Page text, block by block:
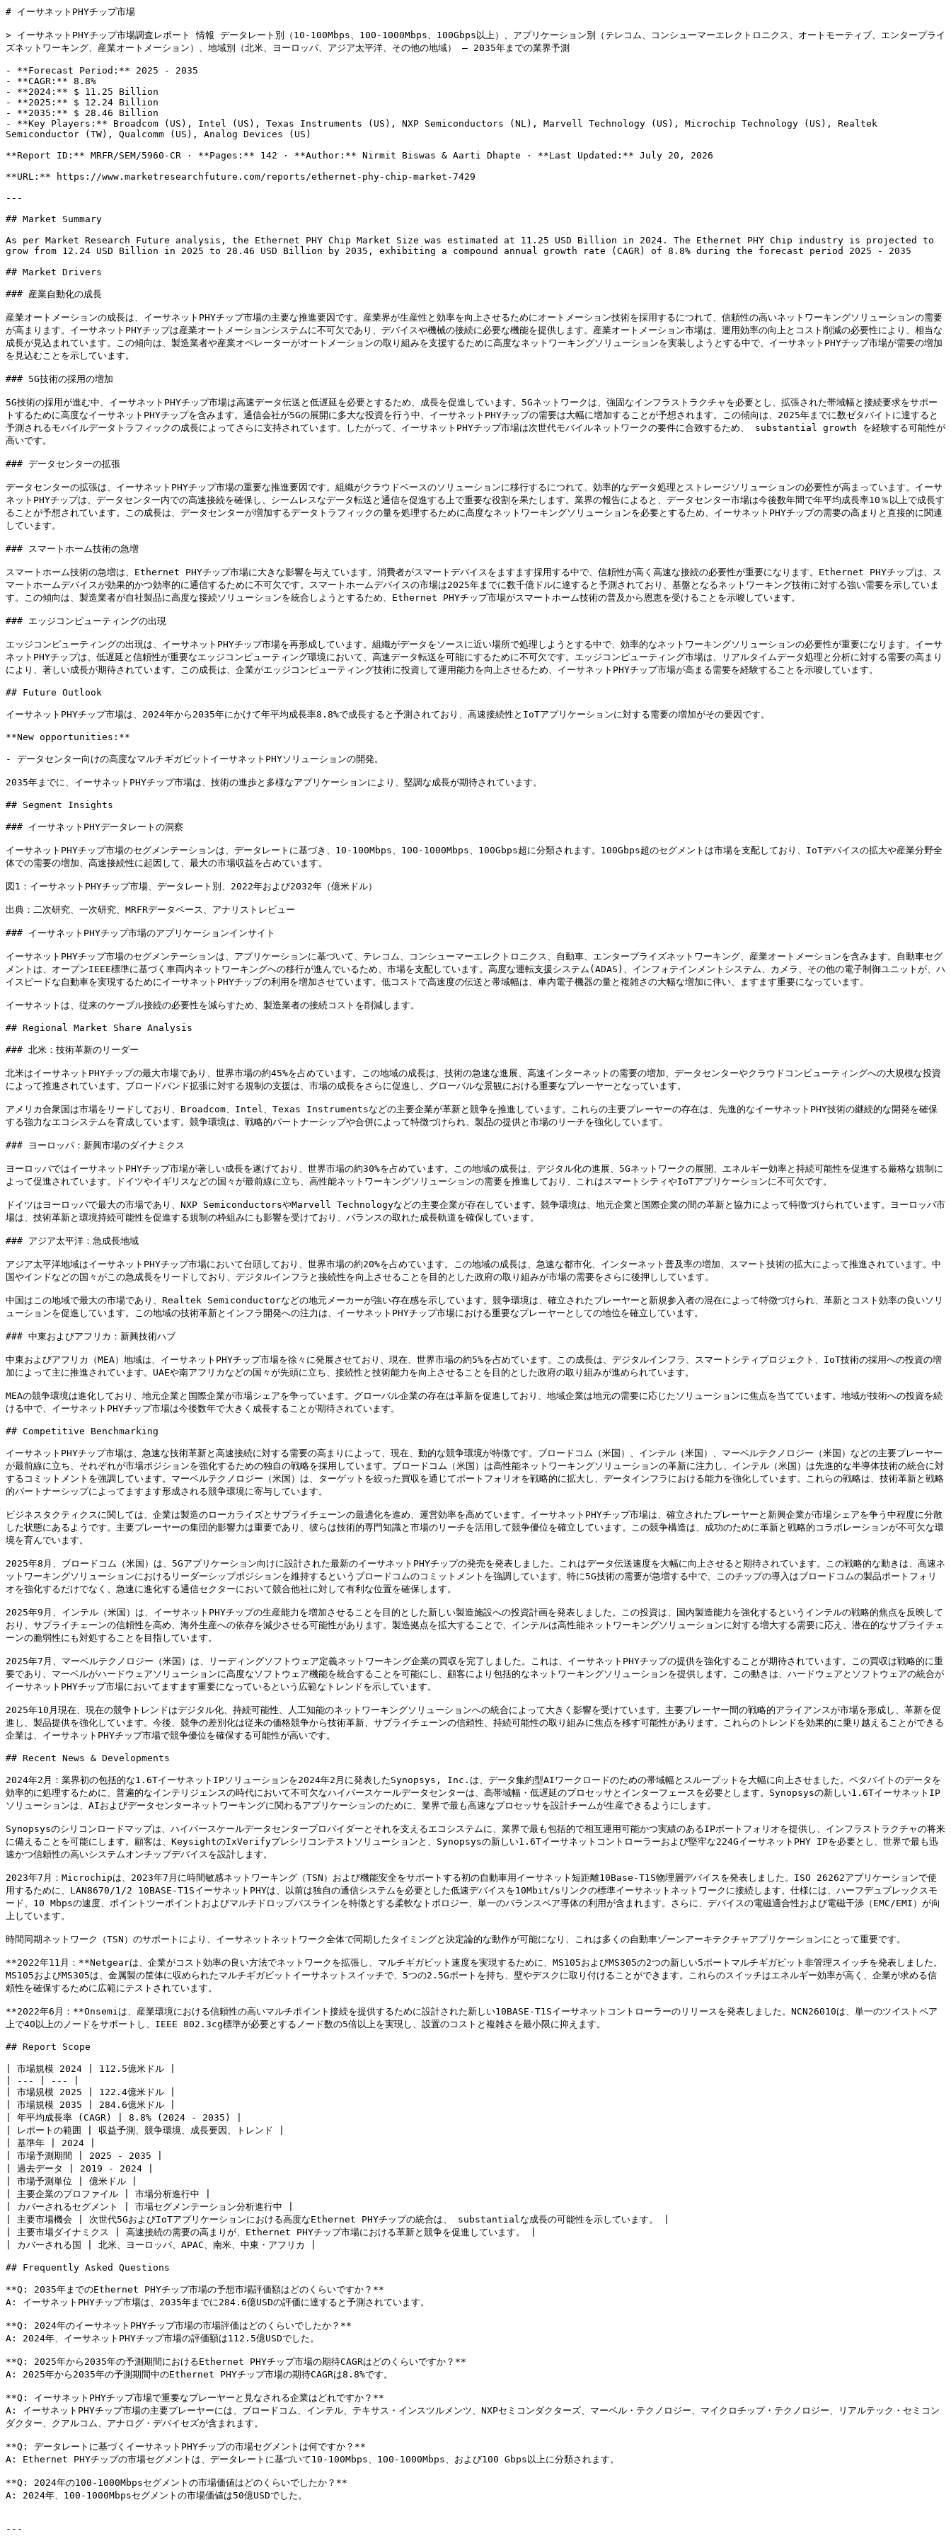
# イーサネットPHYチップ市場
> イーサネットPHYチップ市場調査レポート 情報 データレート別（10-100Mbps、100-1000Mbps、100Gbps以上）、アプリケーション別（テレコム、コンシューマーエレクトロニクス、オートモーティブ、エンタープライ
ズネットワーキング、産業オートメーション）、地域別（北米、ヨーロッパ、アジア太平洋、その他の地域） – 2035年までの業界予測
- **Forecast Period:** 2025 - 2035
- **CAGR:** 8.8%
- **2024:** $ 11.25 Billion
- **2025:** $ 12.24 Billion
- **2035:** $ 28.46 Billion
- **Key Players:** Broadcom (US), Intel (US), Texas Instruments (US), NXP Semiconductors (NL), Marvell Technology (US), Microchip Technology (US), Realtek
Semiconductor (TW), Qualcomm (US), Analog Devices (US)
**Report ID:** MRFR/SEM/5960-CR · **Pages:** 142 · **Author:** Nirmit Biswas & Aarti Dhapte · **Last Updated:** July 20, 2026
**URL:** https://www.marketresearchfuture.com/reports/ethernet-phy-chip-market-7429
---
## Market Summary
As per Market Research Future analysis, the Ethernet PHY Chip Market Size was estimated at 11.25 USD Billion in 2024. The Ethernet PHY Chip industry is projected to
grow from 12.24 USD Billion in 2025 to 28.46 USD Billion by 2035, exhibiting a compound annual growth rate (CAGR) of 8.8% during the forecast period 2025 - 2035
## Market Drivers
### 産業自動化の成長
産業オートメーションの成長は、イーサネットPHYチップ市場の主要な推進要因です。産業界が生産性と効率を向上させるためにオートメーション技術を採用するにつれて、信頼性の高いネットワーキングソリューションの需要
が高まります。イーサネットPHYチップは産業オートメーションシステムに不可欠であり、デバイスや機械の接続に必要な機能を提供します。産業オートメーション市場は、運用効率の向上とコスト削減の必要性により、相当な
成長が見込まれています。この傾向は、製造業者や産業オペレーターがオートメーションの取り組みを支援するために高度なネットワーキングソリューションを実装しようとする中で、イーサネットPHYチップ市場が需要の増加
を見込むことを示しています。
### 5G技術の採用の増加
5G技術の採用が進む中、イーサネットPHYチップ市場は高速データ伝送と低遅延を必要とするため、成長を促進しています。5Gネットワークは、強固なインフラストラクチャを必要とし、拡張された帯域幅と接続要求をサポー
トするために高度なイーサネットPHYチップを含みます。通信会社が5Gの展開に多大な投資を行う中、イーサネットPHYチップの需要は大幅に増加することが予想されます。この傾向は、2025年までに数ゼタバイトに達すると
予測されるモバイルデータトラフィックの成長によってさらに支持されています。したがって、イーサネットPHYチップ市場は次世代モバイルネットワークの要件に合致するため、 substantial growth を経験する可能性が
高いです。
### データセンターの拡張
データセンターの拡張は、イーサネットPHYチップ市場の重要な推進要因です。組織がクラウドベースのソリューションに移行するにつれて、効率的なデータ処理とストレージソリューションの必要性が高まっています。イーサ
ネットPHYチップは、データセンター内での高速接続を確保し、シームレスなデータ転送と通信を促進する上で重要な役割を果たします。業界の報告によると、データセンター市場は今後数年間で年平均成長率10％以上で成長す
ることが予想されています。この成長は、データセンターが増加するデータトラフィックの量を処理するために高度なネットワーキングソリューションを必要とするため、イーサネットPHYチップの需要の高まりと直接的に関連
しています。
### スマートホーム技術の急増
スマートホーム技術の急増は、Ethernet PHYチップ市場に大きな影響を与えています。消費者がスマートデバイスをますます採用する中で、信頼性が高く高速な接続の必要性が重要になります。Ethernet PHYチップは、ス
マートホームデバイスが効果的かつ効率的に通信するために不可欠です。スマートホームデバイスの市場は2025年までに数千億ドルに達すると予測されており、基盤となるネットワーキング技術に対する強い需要を示していま
す。この傾向は、製造業者が自社製品に高度な接続ソリューションを統合しようとするため、Ethernet PHYチップ市場がスマートホーム技術の普及から恩恵を受けることを示唆しています。
### エッジコンピューティングの出現
エッジコンピューティングの出現は、イーサネットPHYチップ市場を再形成しています。組織がデータをソースに近い場所で処理しようとする中で、効率的なネットワーキングソリューションの必要性が重要になります。イーサ
ネットPHYチップは、低遅延と信頼性が重要なエッジコンピューティング環境において、高速データ転送を可能にするために不可欠です。エッジコンピューティング市場は、リアルタイムデータ処理と分析に対する需要の高まり
により、著しい成長が期待されています。この成長は、企業がエッジコンピューティング技術に投資して運用能力を向上させるため、イーサネットPHYチップ市場が高まる需要を経験することを示唆しています。
## Future Outlook
イーサネットPHYチップ市場は、2024年から2035年にかけて年平均成長率8.8%で成長すると予測されており、高速接続性とIoTアプリケーションに対する需要の増加がその要因です。
**New opportunities:**
- データセンター向けの高度なマルチギガビットイーサネットPHYソリューションの開発。
2035年までに、イーサネットPHYチップ市場は、技術の進歩と多様なアプリケーションにより、堅調な成長が期待されています。
## Segment Insights
### イーサネットPHYデータレートの洞察
イーサネットPHYチップ市場のセグメンテーションは、データレートに基づき、10-100Mbps、100-1000Mbps、100Gbps超に分類されます。100Gbps超のセグメントは市場を支配しており、IoTデバイスの拡大や産業分野全
体での需要の増加、高速接続性に起因して、最大の市場収益を占めています。
図1：イーサネットPHYチップ市場、データレート別、2022年および2032年（億米ドル）
出典：二次研究、一次研究、MRFRデータベース、アナリストレビュー
### イーサネットPHYチップ市場のアプリケーションインサイト
イーサネットPHYチップ市場のセグメンテーションは、アプリケーションに基づいて、テレコム、コンシューマーエレクトロニクス、自動車、エンタープライズネットワーキング、産業オートメーションを含みます。自動車セグ
メントは、オープンIEEE標準に基づく車両内ネットワーキングへの移行が進んでいるため、市場を支配しています。高度な運転支援システム(ADAS)、インフォテインメントシステム、カメラ、その他の電子制御ユニットが、ハ
イスピードな自動車を実現するためにイーサネットPHYチップの利用を増加させています。低コストで高速度の伝送と帯域幅は、車内電子機器の量と複雑さの大幅な増加に伴い、ますます重要になっています。
イーサネットは、従来のケーブル接続の必要性を減らすため、製造業者の接続コストを削減します。
## Regional Market Share Analysis
### 北米：技術革新のリーダー
北米はイーサネットPHYチップの最大市場であり、世界市場の約45%を占めています。この地域の成長は、技術の急速な進展、高速インターネットの需要の増加、データセンターやクラウドコンピューティングへの大規模な投資
によって推進されています。ブロードバンド拡張に対する規制の支援は、市場の成長をさらに促進し、グローバルな景観における重要なプレーヤーとなっています。
アメリカ合衆国は市場をリードしており、Broadcom、Intel、Texas Instrumentsなどの主要企業が革新と競争を推進しています。これらの主要プレーヤーの存在は、先進的なイーサネットPHY技術の継続的な開発を確保
する強力なエコシステムを育成しています。競争環境は、戦略的パートナーシップや合併によって特徴づけられ、製品の提供と市場のリーチを強化しています。
### ヨーロッパ：新興市場のダイナミクス
ヨーロッパではイーサネットPHYチップ市場が著しい成長を遂げており、世界市場の約30%を占めています。この地域の成長は、デジタル化の進展、5Gネットワークの展開、エネルギー効率と持続可能性を促進する厳格な規制に
よって促進されています。ドイツやイギリスなどの国々が最前線に立ち、高性能ネットワーキングソリューションの需要を推進しており、これはスマートシティやIoTアプリケーションに不可欠です。
ドイツはヨーロッパで最大の市場であり、NXP SemiconductorsやMarvell Technologyなどの主要企業が存在しています。競争環境は、地元企業と国際企業の間の革新と協力によって特徴づけられています。ヨーロッパ市
場は、技術革新と環境持続可能性を促進する規制の枠組みにも影響を受けており、バランスの取れた成長軌道を確保しています。
### アジア太平洋：急成長地域
アジア太平洋地域はイーサネットPHYチップ市場において台頭しており、世界市場の約20%を占めています。この地域の成長は、急速な都市化、インターネット普及率の増加、スマート技術の拡大によって推進されています。中
国やインドなどの国々がこの急成長をリードしており、デジタルインフラと接続性を向上させることを目的とした政府の取り組みが市場の需要をさらに後押ししています。
中国はこの地域で最大の市場であり、Realtek Semiconductorなどの地元メーカーが強い存在感を示しています。競争環境は、確立されたプレーヤーと新規参入者の混在によって特徴づけられ、革新とコスト効率の良いソリ
ューションを促進しています。この地域の技術革新とインフラ開発への注力は、イーサネットPHYチップ市場における重要なプレーヤーとしての地位を確立しています。
### 中東およびアフリカ：新興技術ハブ
中東およびアフリカ（MEA）地域は、イーサネットPHYチップ市場を徐々に発展させており、現在、世界市場の約5%を占めています。この成長は、デジタルインフラ、スマートシティプロジェクト、IoT技術の採用への投資の増
加によって主に推進されています。UAEや南アフリカなどの国々が先頭に立ち、接続性と技術能力を向上させることを目的とした政府の取り組みが進められています。
MEAの競争環境は進化しており、地元企業と国際企業が市場シェアを争っています。グローバル企業の存在は革新を促進しており、地域企業は地元の需要に応じたソリューションに焦点を当てています。地域が技術への投資を続
ける中で、イーサネットPHYチップ市場は今後数年で大きく成長することが期待されています。
## Competitive Benchmarking
イーサネットPHYチップ市場は、急速な技術革新と高速接続に対する需要の高まりによって、現在、動的な競争環境が特徴です。ブロードコム（米国）、インテル（米国）、マーベルテクノロジー（米国）などの主要プレーヤー
が最前線に立ち、それぞれが市場ポジションを強化するための独自の戦略を採用しています。ブロードコム（米国）は高性能ネットワーキングソリューションの革新に注力し、インテル（米国）は先進的な半導体技術の統合に対
するコミットメントを強調しています。マーベルテクノロジー（米国）は、ターゲットを絞った買収を通じてポートフォリオを戦略的に拡大し、データインフラにおける能力を強化しています。これらの戦略は、技術革新と戦略
的パートナーシップによってますます形成される競争環境に寄与しています。
ビジネスタクティクスに関しては、企業は製造のローカライズとサプライチェーンの最適化を進め、運営効率を高めています。イーサネットPHYチップ市場は、確立されたプレーヤーと新興企業が市場シェアを争う中程度に分散
した状態にあるようです。主要プレーヤーの集団的影響力は重要であり、彼らは技術的専門知識と市場のリーチを活用して競争優位を確立しています。この競争構造は、成功のために革新と戦略的コラボレーションが不可欠な環
境を育んでいます。
2025年8月、ブロードコム（米国）は、5Gアプリケーション向けに設計された最新のイーサネットPHYチップの発売を発表しました。これはデータ伝送速度を大幅に向上させると期待されています。この戦略的な動きは、高速ネ
ットワーキングソリューションにおけるリーダーシップポジションを維持するというブロードコムのコミットメントを強調しています。特に5G技術の需要が急増する中で、このチップの導入はブロードコムの製品ポートフォリ
オを強化するだけでなく、急速に進化する通信セクターにおいて競合他社に対して有利な位置を確保します。
2025年9月、インテル（米国）は、イーサネットPHYチップの生産能力を増加させることを目的とした新しい製造施設への投資計画を発表しました。この投資は、国内製造能力を強化するというインテルの戦略的焦点を反映して
おり、サプライチェーンの信頼性を高め、海外生産への依存を減少させる可能性があります。製造拠点を拡大することで、インテルは高性能ネットワーキングソリューションに対する増大する需要に応え、潜在的なサプライチェ
ーンの脆弱性にも対処することを目指しています。
2025年7月、マーベルテクノロジー（米国）は、リーディングソフトウェア定義ネットワーキング企業の買収を完了しました。これは、イーサネットPHYチップの提供を強化することが期待されています。この買収は戦略的に重
要であり、マーベルがハードウェアソリューションに高度なソフトウェア機能を統合することを可能にし、顧客により包括的なネットワーキングソリューションを提供します。この動きは、ハードウェアとソフトウェアの統合が
イーサネットPHYチップ市場においてますます重要になっているという広範なトレンドを示しています。
2025年10月現在、現在の競争トレンドはデジタル化、持続可能性、人工知能のネットワーキングソリューションへの統合によって大きく影響を受けています。主要プレーヤー間の戦略的アライアンスが市場を形成し、革新を促
進し、製品提供を強化しています。今後、競争の差別化は従来の価格競争から技術革新、サプライチェーンの信頼性、持続可能性の取り組みに焦点を移す可能性があります。これらのトレンドを効果的に乗り越えることができる
企業は、イーサネットPHYチップ市場で競争優位を確保する可能性が高いです。
## Recent News & Developments
2024年2月：業界初の包括的な1.6TイーサネットIPソリューションを2024年2月に発表したSynopsys, Inc.は、データ集約型AIワークロードのための帯域幅とスループットを大幅に向上させました。ペタバイトのデータを
効率的に処理するために、普遍的なインテリジェンスの時代において不可欠なハイパースケールデータセンターは、高帯域幅・低遅延のプロセッサとインターフェースを必要とします。Synopsysの新しい1.6TイーサネットIP
ソリューションは、AIおよびデータセンターネットワーキングに関わるアプリケーションのために、業界で最も高速なプロセッサを設計チームが生産できるようにします。
Synopsysのシリコンロードマップは、ハイパースケールデータセンタープロバイダーとそれを支えるエコシステムに、業界で最も包括的で相互運用可能かつ実績のあるIPポートフォリオを提供し、インフラストラクチャの将来
に備えることを可能にします。顧客は、KeysightのIxVerifyプレシリコンテストソリューションと、Synopsysの新しい1.6Tイーサネットコントローラーおよび堅牢な224GイーサネットPHY IPを必要とし、世界で最も迅
速かつ信頼性の高いシステムオンチップデバイスを設計します。
2023年7月：Microchipは、2023年7月に時間敏感ネットワーキング（TSN）および機能安全をサポートする初の自動車用イーサネット短距離10Base-T1S物理層デバイスを発表しました。ISO 26262アプリケーションで使
用するために、LAN8670/1/2 10BASE-T1SイーサネットPHYは、以前は独自の通信システムを必要とした低速デバイスを10Mbit/sリンクの標準イーサネットネットワークに接続します。仕様には、ハーフデュプレックスモ
ード、10 Mbpsの速度、ポイントツーポイントおよびマルチドロップバスラインを特徴とする柔軟なトポロジー、単一のバランスペア導体の利用が含まれます。さらに、デバイスの電磁適合性および電磁干渉（EMC/EMI）が向
上しています。
時間同期ネットワーク（TSN）のサポートにより、イーサネットネットワーク全体で同期したタイミングと決定論的な動作が可能になり、これは多くの自動車ゾーンアーキテクチャアプリケーションにとって重要です。
**2022年11月：**Netgearは、企業がコスト効率の良い方法でネットワークを拡張し、マルチギガビット速度を実現するために、MS105およびMS305の2つの新しい5ポートマルチギガビット非管理スイッチを発表しました。
MS105およびMS305は、金属製の筐体に収められたマルチギガビットイーサネットスイッチで、5つの2.5Gポートを持ち、壁やデスクに取り付けることができます。これらのスイッチはエネルギー効率が高く、企業が求める信
頼性を確保するために広範にテストされています。
**2022年6月：**Onsemiは、産業環境における信頼性の高いマルチポイント接続を提供するために設計された新しい10BASE-T1Sイーサネットコントローラーのリリースを発表しました。NCN26010は、単一のツイストペア
上で40以上のノードをサポートし、IEEE 802.3cg標準が必要とするノード数の5倍以上を実現し、設置のコストと複雑さを最小限に抑えます。
## Report Scope
| 市場規模 2024 | 112.5億米ドル |
| --- | --- |
| 市場規模 2025 | 122.4億米ドル |
| 市場規模 2035 | 284.6億米ドル |
| 年平均成長率 (CAGR) | 8.8% (2024 - 2035) |
| レポートの範囲 | 収益予測、競争環境、成長要因、トレンド |
| 基準年 | 2024 |
| 市場予測期間 | 2025 - 2035 |
| 過去データ | 2019 - 2024 |
| 市場予測単位 | 億米ドル |
| 主要企業のプロファイル | 市場分析進行中 |
| カバーされるセグメント | 市場セグメンテーション分析進行中 |
| 主要市場機会 | 次世代5GおよびIoTアプリケーションにおける高度なEthernet PHYチップの統合は、 substantialな成長の可能性を示しています。 |
| 主要市場ダイナミクス | 高速接続の需要の高まりが、Ethernet PHYチップ市場における革新と競争を促進しています。 |
| カバーされる国 | 北米、ヨーロッパ、APAC、南米、中東・アフリカ |
## Frequently Asked Questions
**Q: 2035年までのEthernet PHYチップ市場の予想市場評価額はどのくらいですか？**
A: イーサネットPHYチップ市場は、2035年までに284.6億USDの評価に達すると予測されています。
**Q: 2024年のイーサネットPHYチップ市場の市場評価はどのくらいでしたか？**
A: 2024年、イーサネットPHYチップ市場の評価額は112.5億USDでした。
**Q: 2025年から2035年の予測期間におけるEthernet PHYチップ市場の期待CAGRはどのくらいですか？**
A: 2025年から2035年の予測期間中のEthernet PHYチップ市場の期待CAGRは8.8%です。
**Q: イーサネットPHYチップ市場で重要なプレーヤーと見なされる企業はどれですか？**
A: イーサネットPHYチップ市場の主要プレーヤーには、ブロードコム、インテル、テキサス・インスツルメンツ、NXPセミコンダクターズ、マーベル・テクノロジー、マイクロチップ・テクノロジー、リアルテック・セミコン
ダクター、クアルコム、アナログ・デバイセズが含まれます。
**Q: データレートに基づくイーサネットPHYチップの市場セグメントは何ですか？**
A: Ethernet PHYチップの市場セグメントは、データレートに基づいて10-100Mbps、100-1000Mbps、および100 Gbps以上に分類されます。
**Q: 2024年の100-1000Mbpsセグメントの市場価値はどのくらいでしたか？**
A: 2024年、100-1000Mbpsセグメントの市場価値は50億USDでした。
---